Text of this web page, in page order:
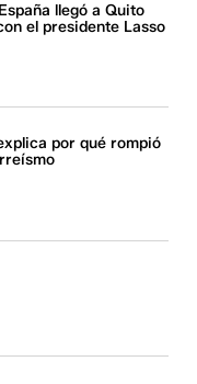
llegó a Quito
el presidente Lasso
por qué rompió